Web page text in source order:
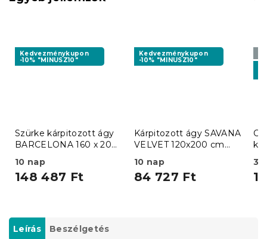
Kedvezménykupon
-10% "MINUSZ10"
Szürke kárpitozott ágy
BARCELONA 160 x 200
10 nap
148 487 Ft
Kedvezménykupon
-10% "MINUSZ10"
Kárpitozott ágy SAVANA
VELVET 120x200 cm
10 nap
84 727 Ft
3
Leírás Beszélgetés